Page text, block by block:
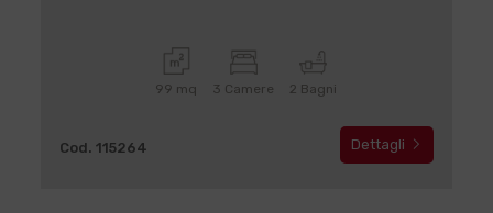
99 mq 3 Camere 2 Bagni
Cod. 115264 Dettagli